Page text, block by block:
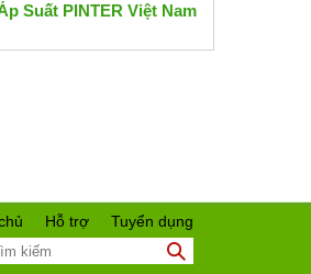
Suất PINTER Việt Nam
Hỗ trợ Tuyển dụng